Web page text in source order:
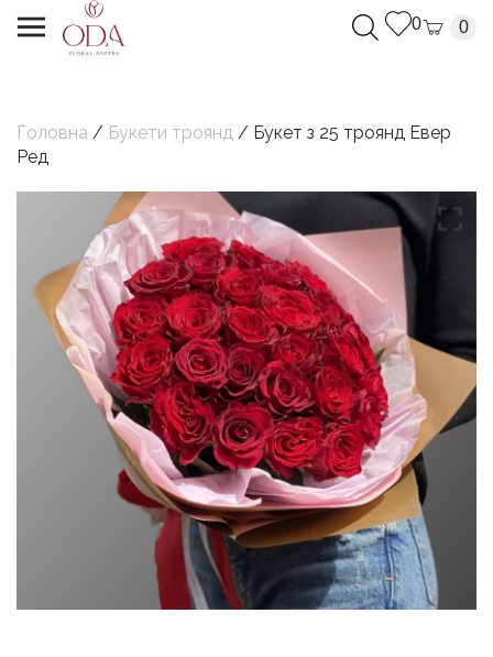
0 0
Головна / Букети троянд / Букет з 25 троянд Евер
Ред
Дякуємо, Ваш запит успішно надіслано.
Ми з`вяжемося з Вами найближчим часом